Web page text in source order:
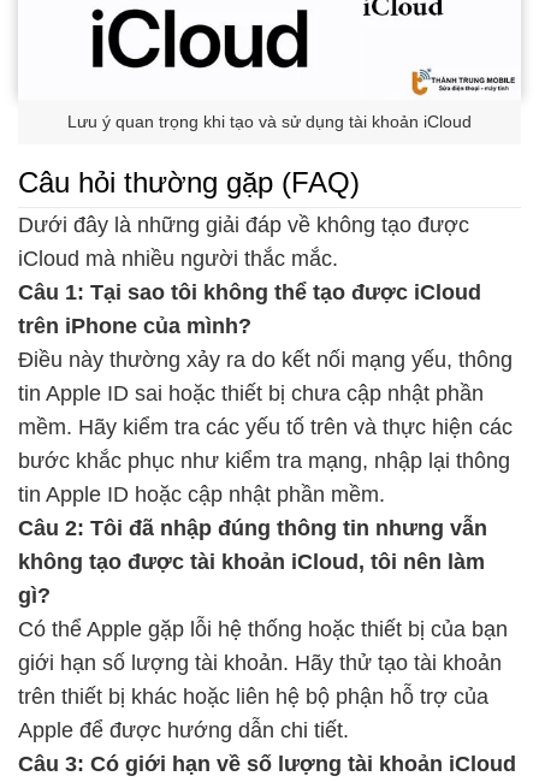
Lưu ý quan trọng khi tạo và sử dụng tài khoản iCloud
Câu hỏi thường gặp (FAQ)
Dưới đây là những giải đáp về không tạo được
iCloud mà nhiều người thắc mắc.
Câu 1: Tại sao tôi không thể tạo được iCloud
trên iPhone của mình?
Điều này thường xảy ra do kết nối mạng yếu, thông
tin Apple ID sai hoặc thiết bị chưa cập nhật phần
mềm. Hãy kiểm tra các yếu tố trên và thực hiện các
bước khắc phục như kiểm tra mạng, nhập lại thông
tin Apple ID hoặc cập nhật phần mềm.
Câu 2: Tôi đã nhập đúng thông tin nhưng vẫn
không tạo được tài khoản iCloud, tôi nên làm
gì?
Có thể Apple gặp lỗi hệ thống hoặc thiết bị của bạn
giới hạn số lượng tài khoản. Hãy thử tạo tài khoản
trên thiết bị khác hoặc liên hệ bộ phận hỗ trợ của
Apple để được hướng dẫn chi tiết.
Câu 3: Có giới hạn về số lượng tài khoản iCloud